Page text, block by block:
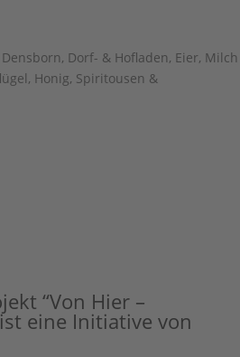
Densborn, Dorf- & Hofladen, Eier, Milch
, Honig, Spiritousen &
“Von Hier –
eine Initiative von